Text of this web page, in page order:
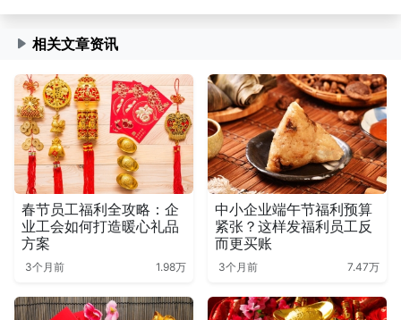
相关文章资讯
春节员工福利全攻略：企
业工会如何打造暖心礼品
方案
3个月前 1.98万
中小企业端午节福利预算
紧张？这样发福利员工反
而更买账
3个月前 7.47万